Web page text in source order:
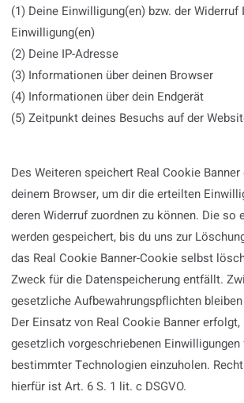
(1) Deine Einwilligung(en) bzw. der Widerruf
Einwilligung(en)
(2) Deine IP-Adresse
(3) Informationen über deinen Browser
(4) Informationen über dein Endgerät
(5) Zeitpunkt deines Besuchs auf der
Des Weiteren speichert Real Cookie
deinem Browser, um dir die erteilten
deren Widerruf zuordnen zu können. Die so
werden gespeichert, bis du uns zur
das Real Cookie Banner-Cookie selbst
Zweck für die Datenspeicherung entfällt.
gesetzliche Aufbewahrungspflichten
Der Einsatz von Real Cookie Banner
gesetzlich vorgeschriebenen
bestimmter Technologien einzuholen.
hierfür ist Art. 6 S. 1 lit. c DSGVO.